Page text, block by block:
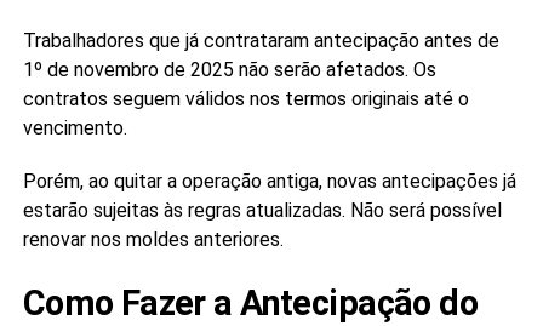
Trabalhadores que já contrataram antecipação antes de
1º de novembro de 2025 não serão afetados. Os
contratos seguem válidos nos termos originais até o
vencimento.
Porém, ao quitar a operação antiga, novas antecipações já
estarão sujeitas às regras atualizadas. Não será possível
renovar nos moldes anteriores.
Como Fazer a Antecipação do